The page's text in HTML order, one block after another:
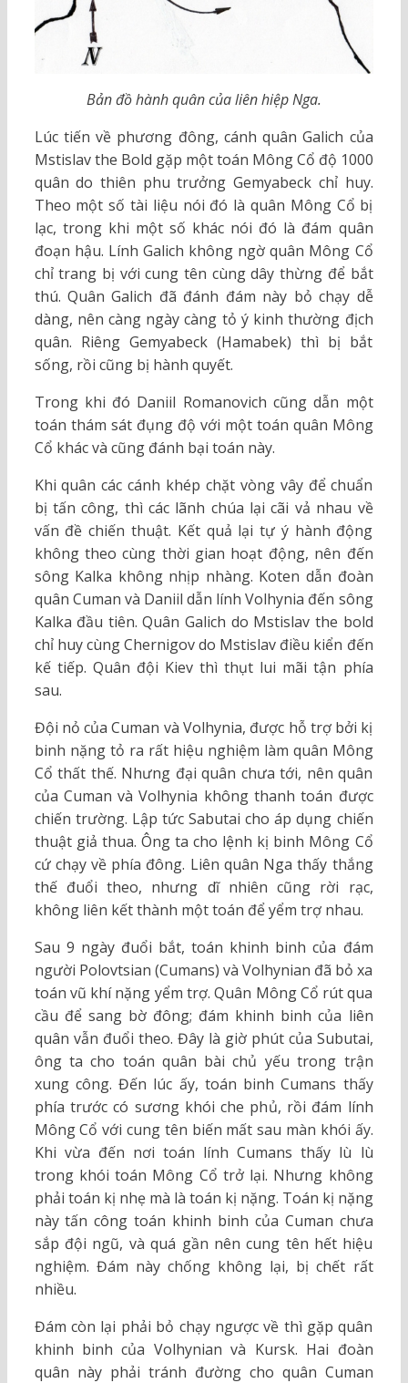
Bản đồ hành quân của liên hiệp Nga.
Lúc tiến về phương đông, cánh quân Galich của
Mstislav the Bold gặp một toán Mông Cổ độ 1000
quân do thiên phu trưởng Gemyabeck chỉ huy.
Theo một số tài liệu nói đó là quân Mông Cổ bị
lạc, trong khi một số khác nói đó là đám quân
đoạn hậu. Lính Galich không ngờ quân Mông Cổ
chỉ trang bị với cung tên cùng dây thừng để bắt
thú. Quân Galich đã đánh đám này bỏ chạy dễ
dàng, nên càng ngày càng tỏ ý kinh thường địch
quân. Riêng Gemyabeck (Hamabek) thì bị bắt
sống, rồi cũng bị hành quyết.
Trong khi đó Daniil Romanovich cũng dẫn một
toán thám sát đụng độ với một toán quân Mông
Cổ khác và cũng đánh bại toán này.
Khi quân các cánh khép chặt vòng vây để chuẩn
bị tấn công, thì các lãnh chúa lại cãi vả nhau về
vấn đề chiến thuật. Kết quả lại tự ý hành động
không theo cùng thời gian hoạt động, nên đến
sông Kalka không nhịp nhàng. Koten dẫn đoàn
quân Cuman và Daniil dẫn lính Volhynia đến sông
Kalka đầu tiên. Quân Galich do Mstislav the bold
chỉ huy cùng Chernigov do Mstislav điều kiển đến
kế tiếp. Quân đội Kiev thì thụt lui mãi tận phía
sau.
Đội nỏ của Cuman và Volhynia, được hỗ trợ bởi kị
binh nặng tỏ ra rất hiệu nghiệm làm quân Mông
Cổ thất thế. Nhưng đại quân chưa tới, nên quân
của Cuman và Volhynia không thanh toán được
chiến trường. Lập tức Sabutai cho áp dụng chiến
thuật giả thua. Ông ta cho lệnh kị binh Mông Cổ
cứ chạy về phía đông. Liên quân Nga thấy thắng
thế đuổi theo, nhưng dĩ nhiên cũng rời rạc,
không liên kết thành một toán để yểm trợ nhau.
Sau 9 ngày đuổi bắt, toán khinh binh của đám
người Polovtsian (Cumans) và Volhynian đã bỏ xa
toán vũ khí nặng yểm trợ. Quân Mông Cổ rút qua
cầu để sang bờ đông; đám khinh binh của liên
quân vẫn đuổi theo. Đây là giờ phút của Subutai,
ông ta cho toán quân bài chủ yếu trong trận
xung công. Đến lúc ấy, toán binh Cumans thấy
phía trước có sương khói che phủ, rồi đám lính
Mông Cổ với cung tên biến mất sau màn khói ấy.
Khi vừa đến nơi toán lính Cumans thấy lù lù
trong khói toán Mông Cổ trở lại. Nhưng không
phải toán kị nhẹ mà là toán kị nặng. Toán kị nặng
này tấn công toán khinh binh của Cuman chưa
sắp đội ngũ, và quá gần nên cung tên hết hiệu
nghiệm. Đám này chống không lại, bị chết rất
nhiều.
Đám còn lại phải bỏ chạy ngược về thì gặp quân
khinh binh của Volhynian và Kursk. Hai đoàn
quân này phải tránh đường cho quân Cuman